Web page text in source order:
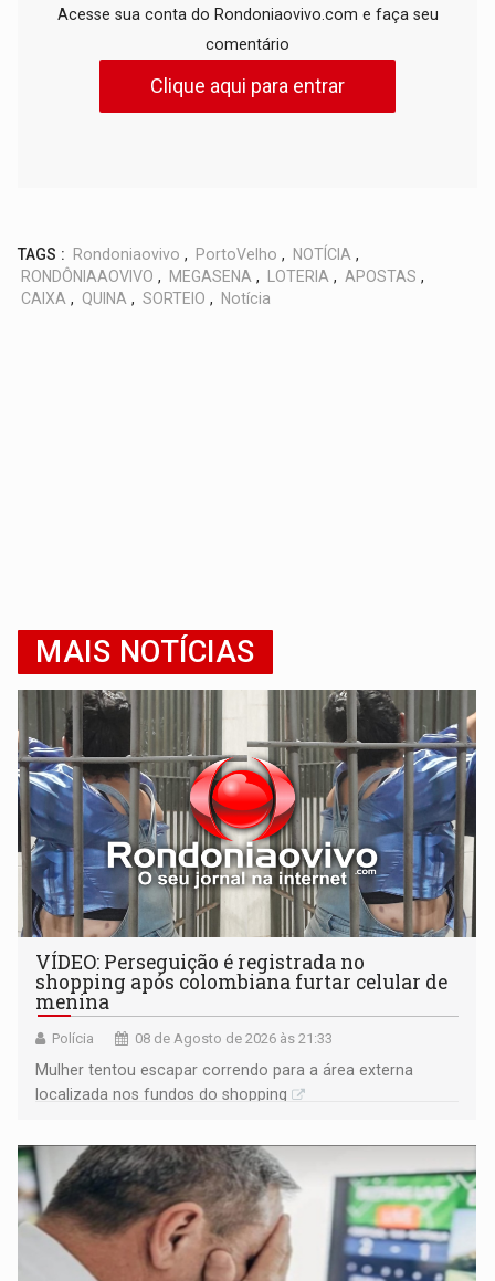
Acesse sua conta do Rondoniaovivo.com e faça seu
comentário
Clique aqui para entrar
TAGS : Rondoniaovivo , PortoVelho , NOTÍCIA ,
RONDÔNIAAOVIVO , MEGASENA , LOTERIA , APOSTAS ,
CAIXA , QUINA , SORTEIO , Notícia
MAIS NOTÍCIAS
VÍDEO: Perseguição é registrada no
shopping após colombiana furtar celular de
menina
Polícia 08 de Agosto de 2026 às 21:33
Mulher tentou escapar correndo para a área externa
localizada nos fundos do shopping